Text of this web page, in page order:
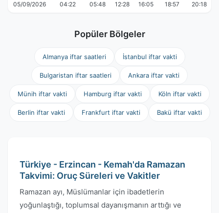
05/09/2026 04:22 05:48 12:28 16:05 18:57 20:18
Popüler Bölgeler
Almanya iftar saatleri İstanbul iftar vakti
Bulgaristan iftar saatleri Ankara iftar vakti
Münih iftar vakti Hamburg iftar vakti Köln iftar vakti
Berlin iftar vakti Frankfurt iftar vakti Bakü iftar vakti
Türkiye - Erzincan - Kemah'da Ramazan
Takvimi: Oruç Süreleri ve Vakitler
Ramazan ayı, Müslümanlar için ibadetlerin
yoğunlaştığı, toplumsal dayanışmanın arttığı ve